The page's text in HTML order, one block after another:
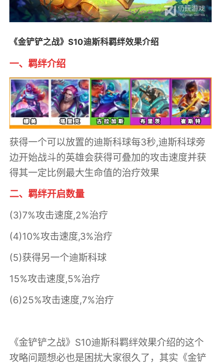
《金铲铲之战》S10迪斯科羁绊效果介绍
一、羁绊介绍
获得一个可以放置的迪斯科球每3秒,迪斯科球旁
边开始战斗的英雄会获得可叠加的攻击速度并获
得其一定比例最大生命值的治疗效果
二、羁绊开启数量
(3)7%攻击速度,2%治疗
(4)10%攻击速度,3%治疗
(5)获得另一个迪斯科球
15%攻击速度,5%治疗
(6)25%攻击速度,7%治疗
《金铲铲之战》S10迪斯科羁绊效果介绍的这个
攻略问题想必也是困扰大家很久了，其实《金铲